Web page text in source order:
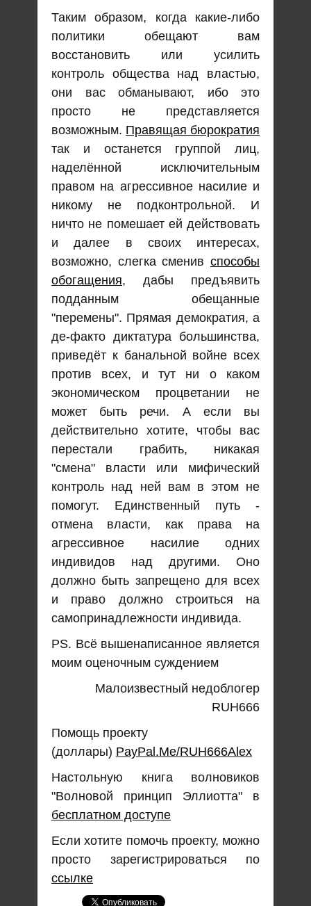
Таким образом, когда какие-либо
политики обещают вам
восстановить или усилить
контроль общества над властью,
они вас обманывают, ибо это
просто не представляется
возможным. Правящая бюрократия
так и останется группой лиц,
наделённой исключительным
правом на агрессивное насилие и
никому не подконтрольной. И
ничто не помешает ей действовать
и далее в своих интересах,
возможно, слегка сменив способы
обогащения, дабы предъявить
подданным обещанные
"перемены". Прямая демократия, а
де-факто диктатура большинства,
приведёт к банальной войне всех
против всех, и тут ни о каком
экономическом процветании не
может быть речи. А если вы
действительно хотите, чтобы вас
перестали грабить, никакая
"смена" власти или мифический
контроль над ней вам в этом не
помогут. Единственный путь -
отмена власти, как права на
агрессивное насилие одних
индивидов над другими. Оно
должно быть запрещено для всех
и право должно строиться на
самопринадлежности индивида.
PS. Всё вышенаписанное является
моим оценочным суждением
Малоизвестный недоблогер
RUH666
Помощь проекту
(доллары) PayPal.Me/RUH666Alex
Настольную книга волновиков
"Волновой принцип Эллиотта" в
бесплатном доступе
Если хотите помочь проекту, можно
просто зарегистрироваться по
ссылке